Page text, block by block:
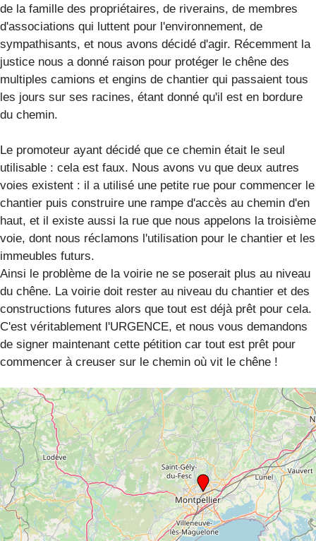
de la famille des propriétaires, de riverains, de membres
d'associations qui luttent pour l'environnement, de
sympathisants, et nous avons décidé d'agir. Récemment la
justice nous a donné raison pour protéger le chêne des
multiples camions et engins de chantier qui passaient tous
les jours sur ses racines, étant donné qu'il est en bordure
du chemin.
Le promoteur ayant décidé que ce chemin était le seul
utilisable : cela est faux. Nous avons vu que deux autres
voies existent : il a utilisé une petite rue pour commencer le
chantier puis construire une rampe d'accès au chemin d'en
haut, et il existe aussi la rue que nous appelons la troisième
voie, dont nous réclamons l'utilisation pour le chantier et les
immeubles futurs.
Ainsi le problème de la voirie ne se poserait plus au niveau
du chêne. La voirie doit rester au niveau du chantier et des
constructions futures alors que tout est déjà prêt pour cela.
C'est véritablement l'URGENCE, et nous vous demandons
de signer maintenant cette pétition car tout est prêt pour
commencer à creuser sur le chemin où vit le chêne !